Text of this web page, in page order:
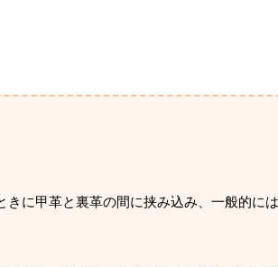
に甲革と裏革の間に挟み込み、一般的に